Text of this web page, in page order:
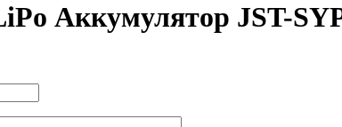
Аккумулятор JST-